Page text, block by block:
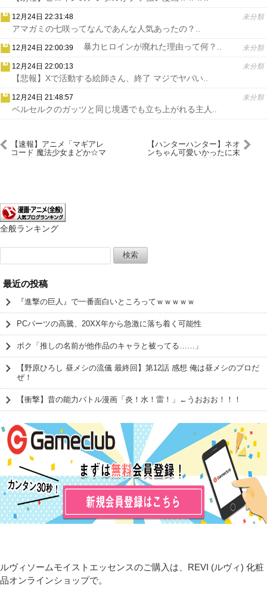
12月24日 22:31:48 未分類
アマガミの七咲ってなんであんな人気あったの？..
12月24日 22:00:39 未分類
暴力ヒロインが廃れた理由って何？..
12月24日 22:00:13 未分類
【悲報】Xで活動する絵師さん、終了 マジでヤバい..
12月24日 21:48:57 未分類
ベルセルクのガッツと同じ境遇でも立ち上がれる主人..
【速報】アニメ「マギアレ
コード 魔法少女まどか☆マ
【ハンターハンター】ネオ
ンちゃん可愛いかったに末
全般ランキング
索:
最近の投稿
『進撃の巨人』で一番面白いところってｗｗｗｗｗ
PCパーツの高騰、20XX年から急激に落ち着く可能性
ボク「推しの名前が他作品のキャラと被ってる……」
【野原ひろし 昼メシの流儀 最終回】第12話 感想 俺は昼メシのプロだ
ぜ！
【衝撃】昔の能力バトル漫画「炎！水！雷！」←うおおお！！！
ルヴィソームモイストエッセンスのご購入は、REVI (ルヴィ) 化粧
品オンラインショップで。